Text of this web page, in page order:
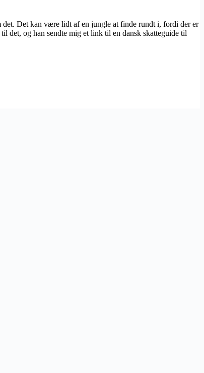
det. Det kan være lidt af en jungle at finde rundt i, fordi der er
det, og han sendte mig et link til en dansk skatteguide til